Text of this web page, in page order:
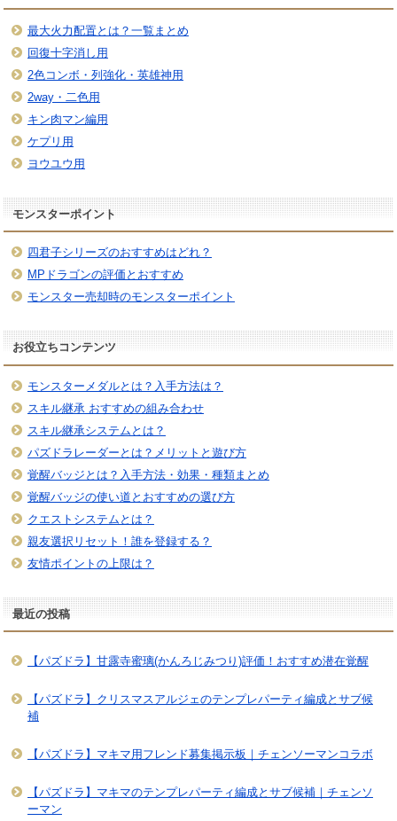
最大火力配置とは？一覧まとめ
回復十字消し用
2色コンボ・列強化・英雄神用
2way・二色用
キン肉マン編用
ケプリ用
ヨウユウ用
モンスターポイント
四君子シリーズのおすすめはどれ？
MPドラゴンの評価とおすすめ
モンスター売却時のモンスターポイント
お役立ちコンテンツ
モンスターメダルとは？入手方法は？
スキル継承 おすすめの組み合わせ
スキル継承システムとは？
パズドラレーダーとは？メリットと遊び方
覚醒バッジとは？入手方法・効果・種類まとめ
覚醒バッジの使い道とおすすめの選び方
クエストシステムとは？
親友選択リセット！誰を登録する？
友情ポイントの上限は？
最近の投稿
【パズドラ】甘露寺蜜璃(かんろじみつり)評価！おすすめ潜在覚醒
【パズドラ】クリスマスアルジェのテンプレパーティ編成とサブ候
補
【パズドラ】マキマ用フレンド募集掲示板｜チェンソーマンコラボ
【パズドラ】マキマのテンプレパーティ編成とサブ候補｜チェンソ
ーマン